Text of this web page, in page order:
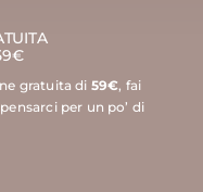
gratuita di 59€, fai
per un po’ di